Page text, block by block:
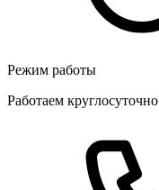
Режим работы
Работаем круглосуточно